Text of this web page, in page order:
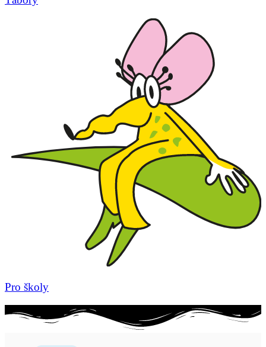
Pro školy